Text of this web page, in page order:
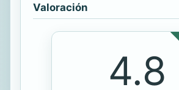
Valoración
4.8